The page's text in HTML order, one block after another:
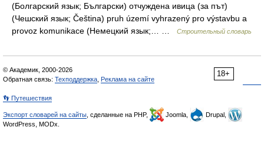
(Болгарский язык; Български) отчуждена ивица (за път)
(Чешский язык; Čeština) pruh území vyhrazený pro výstavbu a
provoz komunikace (Немецкий язык;… …
Строительный словарь
18+
© Академик, 2000-2026
Обратная связь: Техподдержка Реклама на сайте
👣 Путешествия
Экспорт словарей на сайты , сделанные на PHP, Joomla,
Drupal,
WordPress, MODx.